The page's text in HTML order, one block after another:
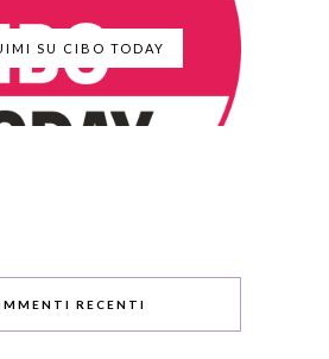
SU CIBO TODAY
RECENTI